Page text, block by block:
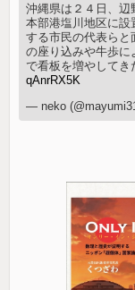
沖縄県は２４日、辺
本部港塩川地区に
する市民の代表らと
の座り込みや牛歩に
で看板を増やしてき
qAnrRX5K
— neko